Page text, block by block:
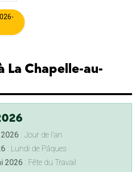
La Chapelle-au-
: Jour de l'an
: Lundi de Pâques
2026 : Fête du Travail